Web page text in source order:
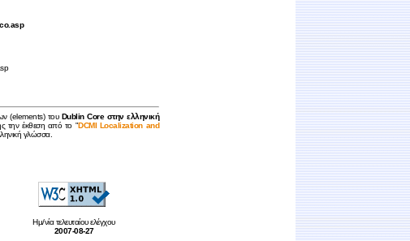
(elements) του Dublin Core στην ελληνική
την έκθεση από το "DCMI Localization and
γλώσσα.
Ημ/νία τελευταίου ελέγχου
2007-08-27